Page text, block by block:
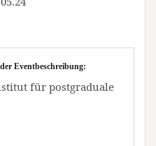
Eventbeschreibung:
für postgraduale